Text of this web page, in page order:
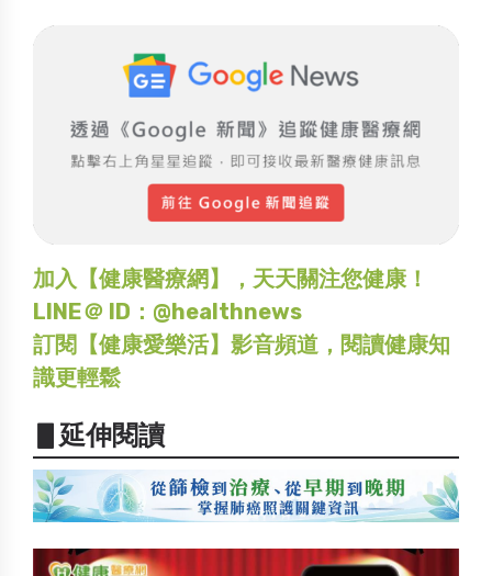
加入【健康醫療網】，天天關注您健康！
LINE＠ ID：@healthnews
訂閱【健康愛樂活】影音頻道，閱讀健康知
識更輕鬆
▋延伸閱讀